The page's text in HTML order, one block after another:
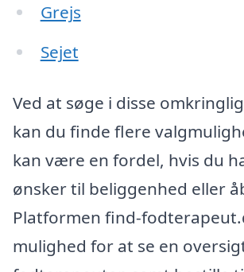
Grejs
Sejet
Ved at søge i disse
kan du finde flere
kan være en fordel, hvis du
ønsker til beliggenhed eller
Platformen find-
mulighed for at se en